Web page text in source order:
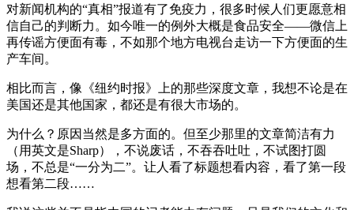
对新闻机构的“真相”报道有了免疫力，很多时候人们更愿意相
信自己的判断力。如今唯一的例外大概是食品安全——微信上
再传谣方便面有毒，不如那个地方电视台走访一下方便面的生
产车间。
相比而言，像《纽约时报》上的那些深度文章，我想不论是在
美国还是其他国家，都还是有很大市场的。
为什么？原因当然是多方面的。但至少那里的文章简洁有力
（用英文是Sharp），不说废话，不吞吞吐吐，不试图打圆
场，不总是“一分为二”。让人看了标题想看内容，看了第一段
想看第二段……